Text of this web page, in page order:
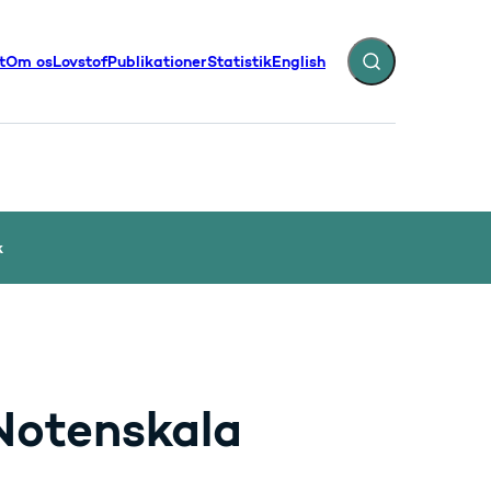
Om osLovstofPublikationerStatistikEnglish Fold søgefelt ud
- Flere links